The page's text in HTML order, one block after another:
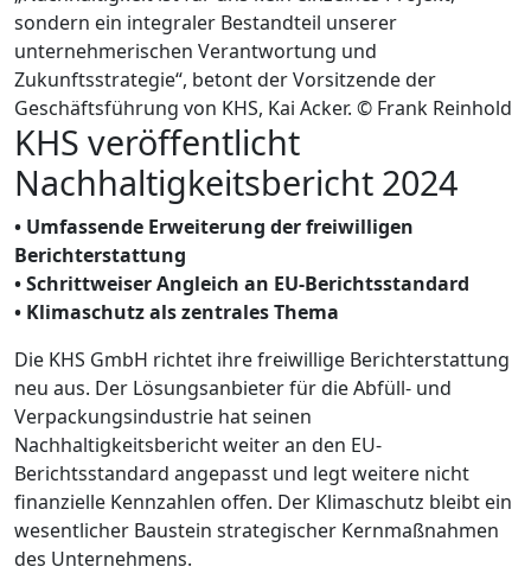
sondern ein integraler Bestandteil unserer
unternehmerischen Verantwortung und
Zukunftsstrategie“, betont der Vorsitzende der
Geschäftsführung von KHS, Kai Acker. © Frank Reinhold
KHS veröffentlicht
Nachhaltigkeitsbericht 2024
• Umfassende Erweiterung der freiwilligen
Berichterstattung
• Schrittweiser Angleich an EU-Berichtsstandard
• Klimaschutz als zentrales Thema
Die KHS GmbH richtet ihre freiwillige Berichterstattung
neu aus. Der Lösungsanbieter für die Abfüll- und
Verpackungsindustrie hat seinen
Nachhaltigkeitsbericht weiter an den EU-
Berichtsstandard angepasst und legt weitere nicht
finanzielle Kennzahlen offen. Der Klimaschutz bleibt ein
wesentlicher Baustein strategischer Kernmaßnahmen
des Unternehmens.